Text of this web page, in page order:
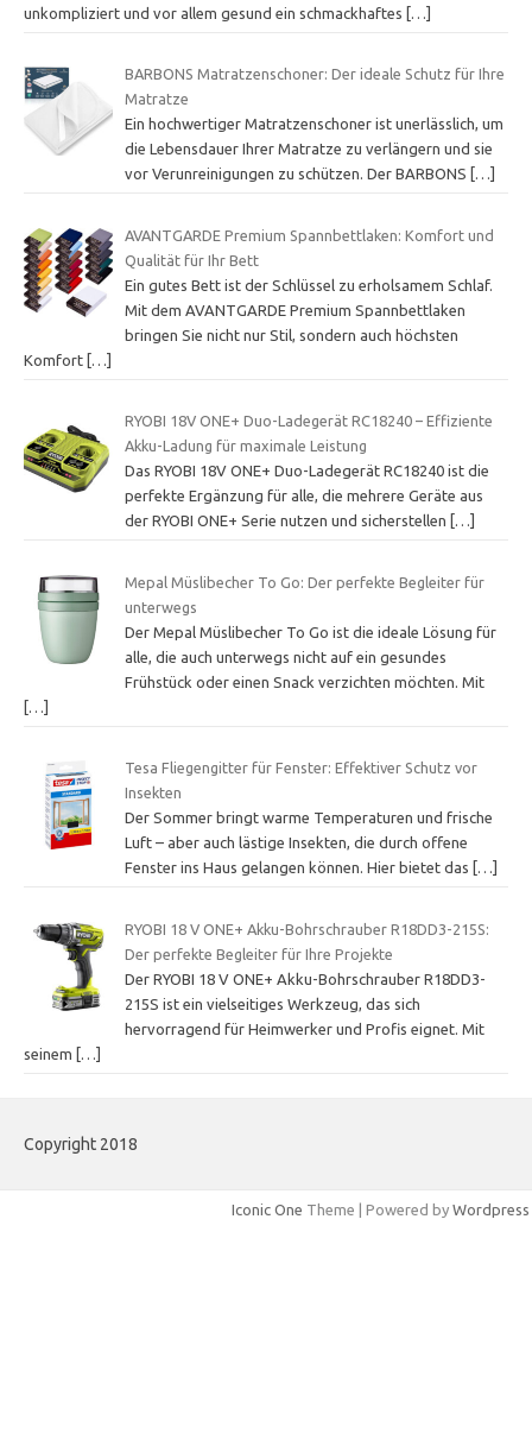
unkompliziert und vor allem gesund ein schmackhaftes
[…]
BARBONS Matratzenschoner: Der ideale Schutz für Ihre
Matratze
Ein hochwertiger Matratzenschoner ist unerlässlich, um
die Lebensdauer Ihrer Matratze zu verlängern und sie
vor Verunreinigungen zu schützen. Der BARBONS
[…]
AVANTGARDE Premium Spannbettlaken: Komfort und
Qualität für Ihr Bett
Ein gutes Bett ist der Schlüssel zu erholsamem Schlaf.
Mit dem AVANTGARDE Premium Spannbettlaken
bringen Sie nicht nur Stil, sondern auch höchsten
Komfort […]
RYOBI 18V ONE+ Duo-Ladegerät RC18240 – Effiziente
Akku-Ladung für maximale Leistung
Das RYOBI 18V ONE+ Duo-Ladegerät RC18240 ist die
perfekte Ergänzung für alle, die mehrere Geräte aus
der RYOBI ONE+ Serie nutzen und sicherstellen
[…]
Mepal Müslibecher To Go: Der perfekte Begleiter für
unterwegs
Der Mepal Müslibecher To Go ist die ideale Lösung für
alle, die auch unterwegs nicht auf ein gesundes
Frühstück oder einen Snack verzichten möchten. Mit
[…]
Tesa Fliegengitter für Fenster: Effektiver Schutz vor
Insekten
Der Sommer bringt warme Temperaturen und frische
Luft – aber auch lästige Insekten, die durch offene
Fenster ins Haus gelangen können. Hier bietet das
[…]
RYOBI 18 V ONE+ Akku-Bohrschrauber R18DD3-215S:
Der perfekte Begleiter für Ihre Projekte
Der RYOBI 18 V ONE+ Akku-Bohrschrauber R18DD3-
215S ist ein vielseitiges Werkzeug, das sich
hervorragend für Heimwerker und Profis eignet. Mit
seinem
[…]
Copyright 2018
Iconic One Theme | Powered by Wordpress